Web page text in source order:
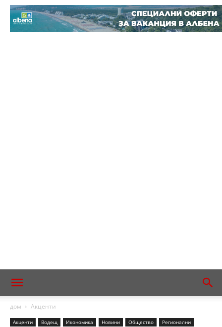
дом Акценти
Акценти Водещ Икономика Новини Общество Регионални